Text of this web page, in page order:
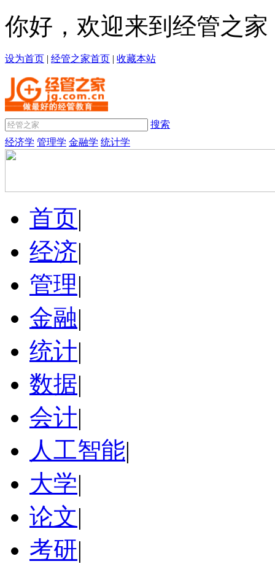
你好，欢迎来到经管之家
设为首页 | 经管之家首页 | 收藏本站
搜索
经济学 管理学 金融学 统计学
首页|
经济|
管理|
金融|
统计|
数据|
会计|
人工智能|
大学|
论文|
考研|